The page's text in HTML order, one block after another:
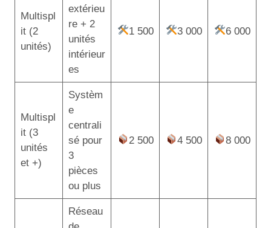
Multispl
it (2
unités)
extérieu
re + 2
unités
intérieur
es
1 500 3 000 6 000
Multispl
it (3
unités
et +)
Systèm
e
centrali
sé pour
3
pièces
ou plus
2 500 4 500 8 000
Réseau